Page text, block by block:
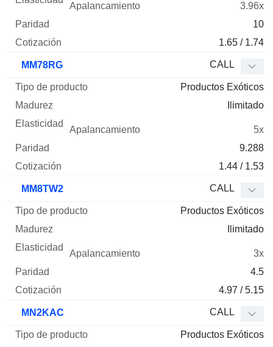
3.96x
10
1.65 / 1.74
MM78RG CALL
Productos Exóticos
Ilimitado
5x
9.288
1.44 / 1.53
MM8TW2 CALL
Productos Exóticos
Ilimitado
3x
4.5
4.97 / 5.15
MN2KAC CALL
Productos Exóticos